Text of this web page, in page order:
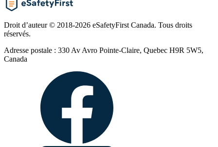
Droit d’auteur © 2018-2026 eSafetyFirst Canada. Tous droits
réservés.
Adresse postale : 330 Av Avro Pointe-Claire, Quebec H9R 5W5,
Canada